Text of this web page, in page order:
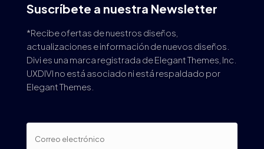
Suscríbete a nuestra Newsletter
*Recibe ofertas de nuestros diseños,
actualizaciones e información de nuevos diseños.
Divi es una marca registrada de Elegant Themes, Inc.
UXDIVI no está asociado ni está respaldado por
Elegant Themes.